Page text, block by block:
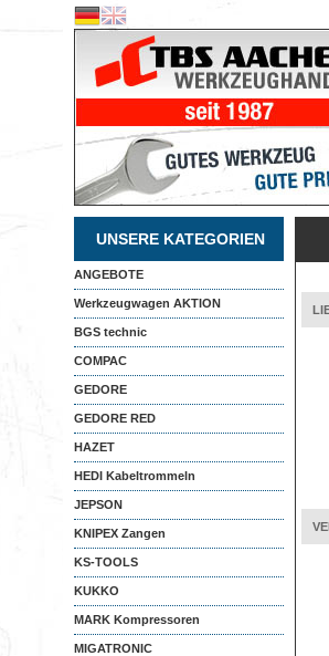
UNSERE KATEGORIEN
ANGEBOTE
Werkzeugwagen AKTION
BGS technic
COMPAC
GEDORE
GEDORE RED
HAZET
HEDI Kabeltrommeln
JEPSON
KNIPEX Zangen
KS-TOOLS
KUKKO
MARK Kompressoren
MIGATRONIC